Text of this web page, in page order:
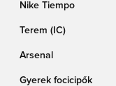
Nike Tiempo
Terem (IC)
Arsenal
Gyerek focicipők